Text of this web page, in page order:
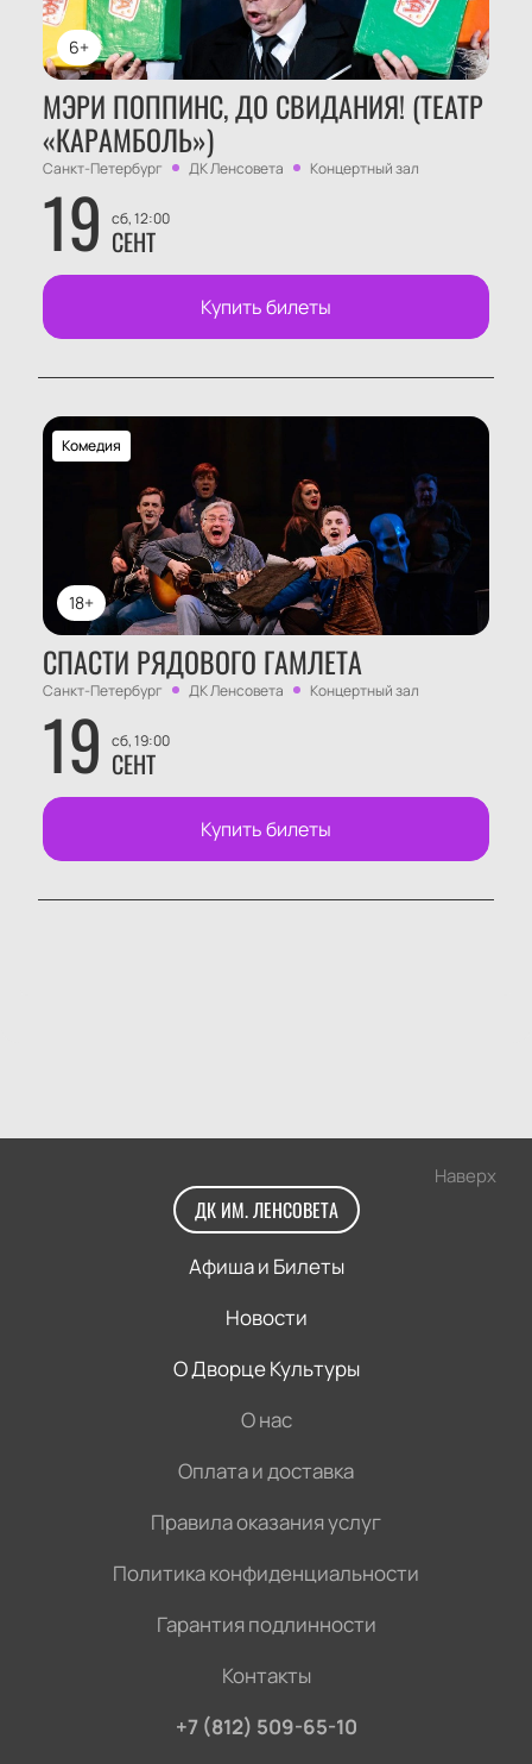
6+
МЭРИ ПОППИНС, ДО СВИДАНИЯ! (ТЕАТР
«КАРАМБОЛЬ»)
Санкт-Петербург ДК Ленсовета Концертный зал
19 сб, 12:00
СЕНТ
Купить билеты
18+
Комедия
СПАСТИ РЯДОВОГО ГАМЛЕТА
Санкт-Петербург ДК Ленсовета Концертный зал
19 сб, 19:00
СЕНТ
Купить билеты
Наверх
ДК ИМ. ЛЕНСОВЕТА
Афиша и Билеты
Новости
О Дворце Культуры
О нас
Оплата и доставка
Правила оказания услуг
Политика конфиденциальности
Гарантия подлинности
Контакты
+7 (812) 509-65-10